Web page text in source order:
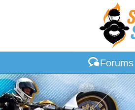
Forums